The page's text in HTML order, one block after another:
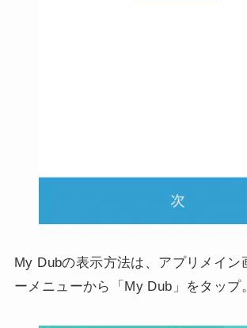
My Dubの表示方法は、アプリメイン
ーメニューから「My Dub」をタップ。